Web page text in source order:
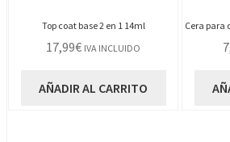
Top coat base 2 en 1 14ml
17,99€ IVA INCLUIDO
AÑADIR AL CARRITO
Cera para